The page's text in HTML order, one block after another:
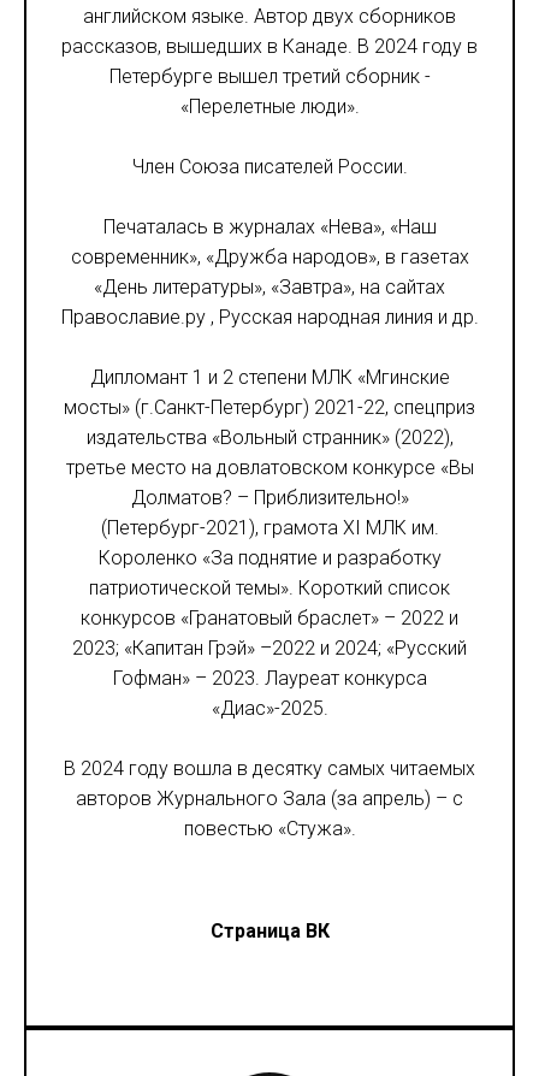
английском языке. Автор двух сборников
рассказов, вышедших в Канаде. В 2024 году в
Петербурге вышел третий сборник -
«Перелетные люди».
Член Союза писателей России.
Печаталась в журналах «Нева», «Наш
современник», «Дружба народов», в газетах
«День литературы», «Завтра», на сайтах
Православие.ру , Русская народная линия и др.
Дипломант 1 и 2 степени МЛК «Мгинские
мосты» (г.Санкт-Петербург) 2021-22, спецприз
издательства «Вольный странник» (2022),
третье место на довлатовском конкурсе «Вы
Долматов? – Приблизительно!»
(Петербург-2021), грамота XI МЛК им.
Короленко «За поднятие и разработку
патриотической темы». Короткий список
конкурсов «Гранатовый браслет» – 2022 и
2023; «Капитан Грэй» –2022 и 2024; «Русский
Гофман» – 2023. Лауреат конкурса
«Диас»-2025.
В 2024 году вошла в десятку самых читаемых
авторов Журнального Зала (за апрель) – с
повестью «Стужа».
Страница ВК